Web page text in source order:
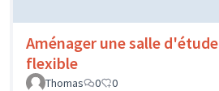
Aménager une salle d'étude
flexible
Thomas
0 0